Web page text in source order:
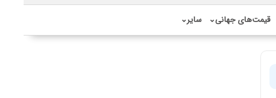
قیمت‌های جهانی⌄ سایر⌄